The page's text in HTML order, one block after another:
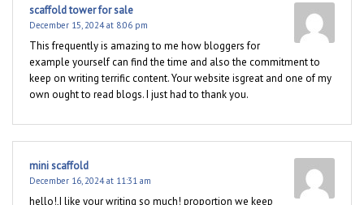
scaffold tower for sale
December 15, 2024 at 8:06 pm
This frequently is amazing to me how bloggers for
example yourself can find the time and also the commitment to
keep on writing terrific content. Your website isgreat and one of my
own ought to read blogs. I just had to thank you.
mini scaffold
December 16, 2024 at 11:31 am
hello!,I like your writing so much! proportion we keep